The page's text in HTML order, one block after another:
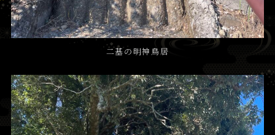
二基の明神鳥居